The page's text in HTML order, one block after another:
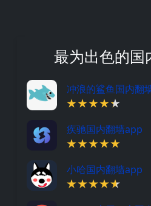
最为出色的
冲浪的鲨鱼国内翻
疾驰国内翻墙app
小哈国内翻墙app